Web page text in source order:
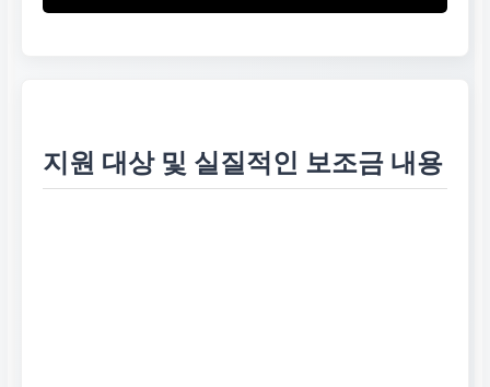
지원 대상 및 실질적인 보조금 내용